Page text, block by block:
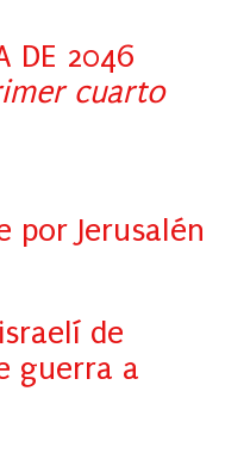
DE 2046
cuarto
por Jerusalén
de
guerra a